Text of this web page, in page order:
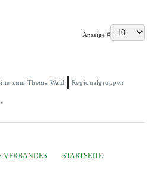
Anzeige #
zum Thema Wald Regionalgruppen
VERBANDES STARTSEITE